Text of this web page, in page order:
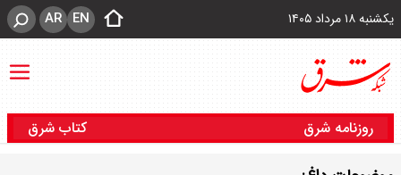
یکشنبه ۱۸ مرداد ۱۴۰۵ EN
AR
روزنامه شرق کتاب شرق